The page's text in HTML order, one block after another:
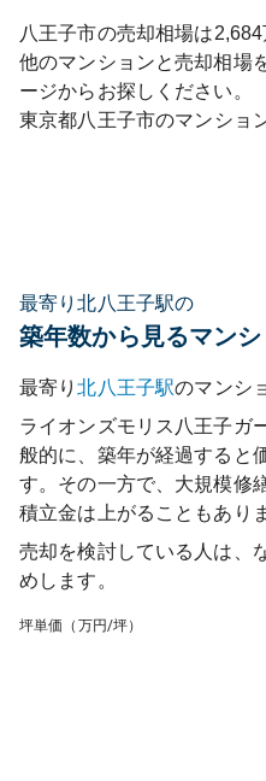
八王子市の売却相場は2,684
他のマンションと売却相場
ージからお探しください。
東京都八王子市のマンショ
最寄り北八王子駅の
築年数から見るマン
最寄り北八王子駅のマンシ
ライオンズモリス八王子ガ
般的に、築年が経過すると
す。その一方で、大規模修
積立金は上がることもあり
売却を検討している人は、
めします。
坪単価（万円/坪）